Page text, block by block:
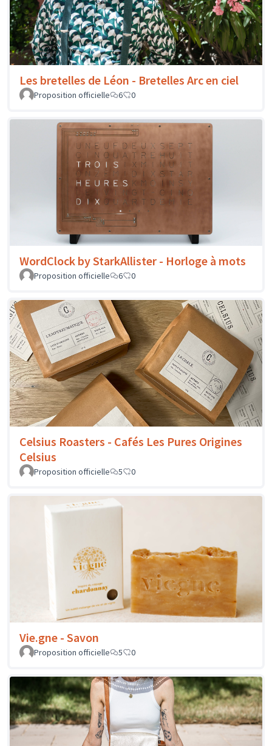
Les bretelles de Léon - Bretelles Arc en ciel
Proposition officielle 6 0
WordClock by StarkAllister - Horloge à mots
Proposition officielle 6 0
Celsius Roasters - Cafés Les Pures Origines
Celsius
Proposition officielle 5 0
Vie.gne - Savon
Proposition officielle 5 0